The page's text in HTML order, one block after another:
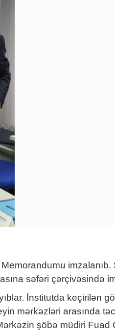
imzalanıb.
səfəri çərçivəsində
İnstitutda keçirilən
mərkəzləri arasında
şöbə müdiri Fuad